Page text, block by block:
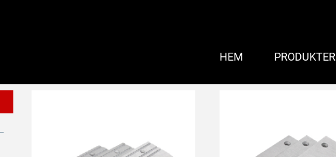
HEM PRODUKTER